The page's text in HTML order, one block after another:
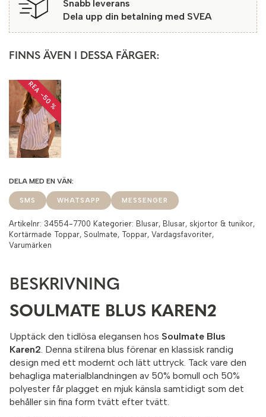
Snabb leverans
Dela upp din betalning med SVEA
FINNS ÄVEN I DESSA FÄRGER:
REA −50 %
SMS WHATSAPP MESSENGER
Artikelnr: 34554-7700 Kategorier: Blusar, Blusar, skjortor & tunikor,
Kortärmade Toppar, Soulmate, Toppar, Vardagsfavoriter,
Varumärken
BESKRIVNING
SOULMATE BLUS KAREN2
Upptäck den tidlösa elegansen hos Soulmate Blus
Karen2. Denna stilrena blus förenar en klassisk randig
design med ett modernt och lätt uttryck. Tack vare den
behagliga materialblandningen av 50% bomull och 50%
polyester får plagget en mjuk känsla samtidigt som det
behåller sin fina form tvätt efter tvätt.